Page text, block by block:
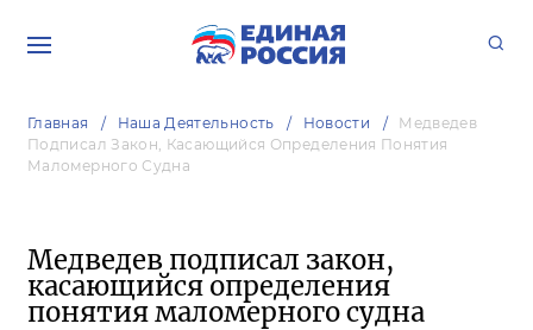
Главная Наша Деятельность Новости
Медведев
Подписал Закон, Касающийся Определения Понятия
Маломерного Судна
Медведев подписал закон,
касающийся определения
понятия маломерного судна